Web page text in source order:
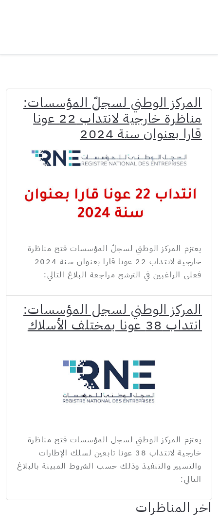
المركز الوطني لسجلّ المؤسسات:
مناظرة خارجية لانتداب 22 عونا
قارا بعنوان سنة 2024
يعتزم المركز الوطني لسجلّ المؤسسات فتح مناظرة
خارجية لانتداب 22 عونا قارا بعنوان سنة 2024
فعلى الراغبين في الترشح مراجعة البلاغ التالي:
المركز الوطني لسجل المؤسسات:
انتداب 38 عونا بمختلف الأسلاك
يعتزم المركز الوطني لسجل المؤسسات فتح مناظرة
خارجية لانتداب 38 عونا تابعين لسلك الإطارات
والتسيير والتنفيذ وذلك حسب الشروط المبينة بالبلاغ
التالي:
اخر المناظرات